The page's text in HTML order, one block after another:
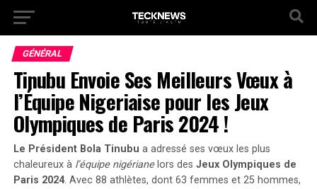
GÉNÉRAL
Tinubu Envoie Ses Meilleurs Vœux à
l’Équipe Nigeriaise pour les Jeux
Olympiques de Paris 2024 !
Le Président Bola Tinubu a adressé ses vœux les plus
chaleureux à l’équipe nigérianelors des Jeux Olympiques de
Paris 2024. Avec 88 athlètes, dont 63 femmes et 25 hommes,